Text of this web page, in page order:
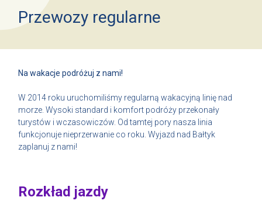
Przewozy regularne
Na wakacje podróżuj z nami!
W 2014 roku uruchomiliśmy regularną wakacyjną linię nad
morze. Wysoki standard i komfort podróży przekonały
turystów i wczasowiczów. Od tamtej pory nasza linia
funkcjonuje nieprzerwanie co roku. Wyjazd nad Bałtyk
zaplanuj z nami!
Rozkład jazdy